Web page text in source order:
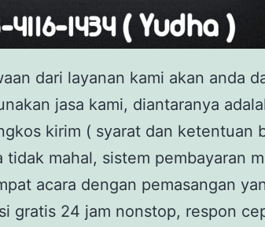
dari layanan kami akan anda
jasa kami, diantaranya
kirim ( syarat dan ketentuan
tidak mahal, sistem pembayaran
acara dengan pemasangan
gratis 24 jam nonstop, respon